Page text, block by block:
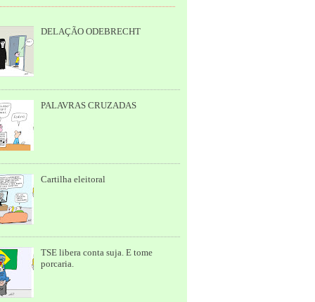
DELAÇÃO ODEBRECHT
PALAVRAS CRUZADAS
Cartilha eleitoral
TSE libera conta suja. E tome
porcaria.